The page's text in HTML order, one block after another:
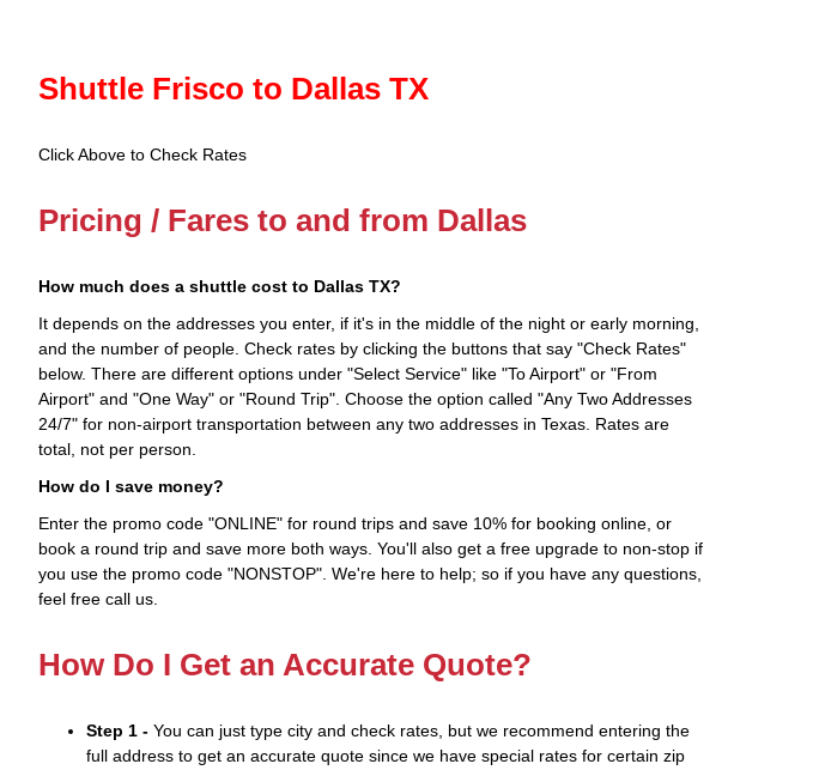
Shuttle Frisco to Dallas TX
Click Above to Check Rates
Pricing / Fares to and from Dallas
How much does a shuttle cost to Dallas TX?
It depends on the addresses you enter, if it's in the middle of the night or early morning,
and the number of people. Check rates by clicking the buttons that say "Check Rates"
below. There are different options under "Select Service" like "To Airport" or "From
Airport" and "One Way" or "Round Trip". Choose the option called "Any Two Addresses
24/7" for non-airport transportation between any two addresses in Texas. Rates are
total, not per person.
How do I save money?
Enter the promo code "ONLINE" for round trips and save 10% for booking online, or
book a round trip and save more both ways. You'll also get a free upgrade to non-stop if
you use the promo code "NONSTOP". We're here to help; so if you have any questions,
feel free call us.
How Do I Get an Accurate Quote?
Step 1 -You can just type city and check rates, but we recommend entering the
full address to get an accurate quote since we have special rates for certain zip